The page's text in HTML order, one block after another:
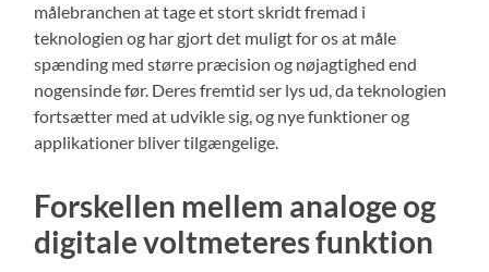
målebranchen at tage et stort skridt fremad i
teknologien og har gjort det muligt for os at måle
spænding med større præcision og nøjagtighed end
nogensinde før. Deres fremtid ser lys ud, da teknologien
fortsætter med at udvikle sig, og nye funktioner og
applikationer bliver tilgængelige.
Forskellen mellem analoge og
digitale voltmeteres funktion